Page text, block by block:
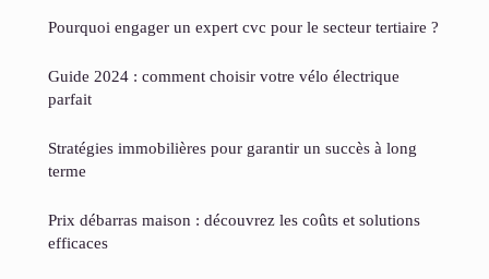
Pourquoi engager un expert cvc pour le secteur tertiaire ?
Guide 2024 : comment choisir votre vélo électrique
parfait
Stratégies immobilières pour garantir un succès à long
terme
Prix débarras maison : découvrez les coûts et solutions
efficaces